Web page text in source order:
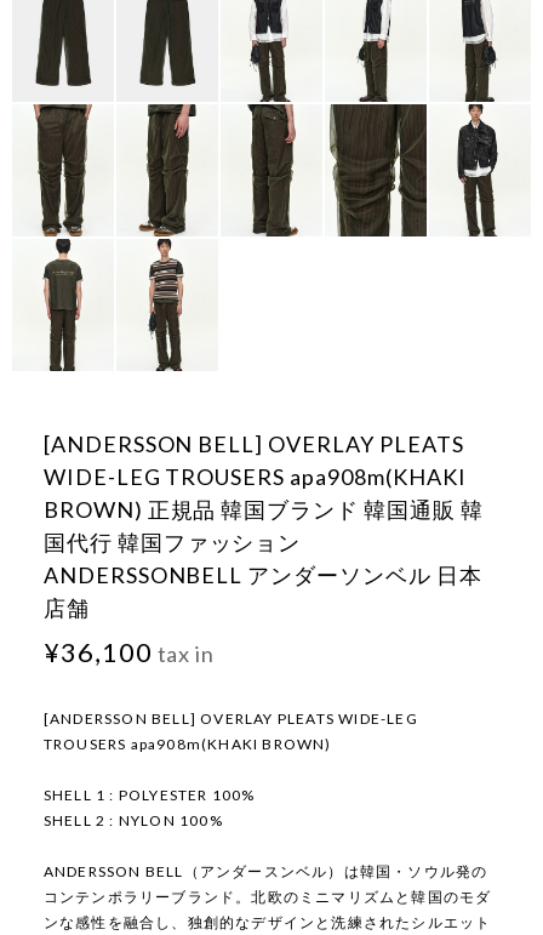
[ANDERSSON BELL] OVERLAY PLEATS
WIDE-LEG TROUSERS apa908m(KHAKI
BROWN) 正規品 韓国ブランド 韓国通販 韓
国代行 韓国ファッション
ANDERSSONBELL アンダーソンベル 日本
店舗
¥36,100 tax in
[ANDERSSON BELL] OVERLAY PLEATS WIDE-LEG
TROUSERS apa908m(KHAKI BROWN)
SHELL 1 : POLYESTER 100%
SHELL 2 : NYLON 100%
ANDERSSON BELL（アンダースンベル）は韓国・ソウル発の
コンテンポラリーブランド。北欧のミニマリズムと韓国のモダ
ンな感性を融合し、独創的なデザインと洗練されたシルエット